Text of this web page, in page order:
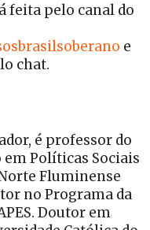
feita pelo canal do
e
chat.
é professor do
Políticas Sociais
Fluminense
no Programa da
Doutor em